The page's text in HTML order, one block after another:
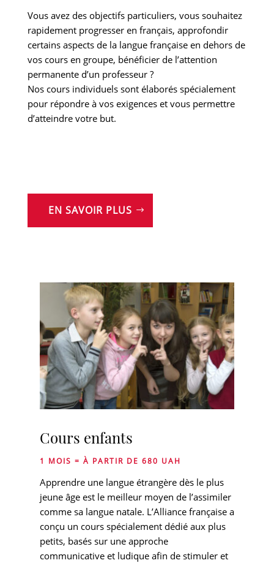
Vous avez des objectifs particuliers, vous souhaitez
rapidement progresser en français, approfondir
certains aspects de la langue française en dehors de
vos cours en groupe, bénéficier de l’attention
permanente d’un professeur ?
Nos cours individuels sont élaborés spécialement
pour répondre à vos exigences et vous permettre
d’atteindre votre but.
EN SAVOIR PLUS
Cours enfants
1 MOIS = À PARTIR DE 680 UAH
Apprendre une langue étrangère dès le plus
jeune âge est le meilleur moyen de l’assimiler
comme sa langue natale. L’Alliance française a
conçu un cours spécialement dédié aux plus
petits, basés sur une approche
communicative et ludique afin de stimuler et